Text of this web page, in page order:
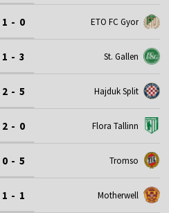
1 - 0 ETO FC Gyor
1 - 3 St. Gallen
2 - 5 Hajduk Split
2 - 0 Flora Tallinn
0 - 5 Tromso
1 - 1 Motherwell